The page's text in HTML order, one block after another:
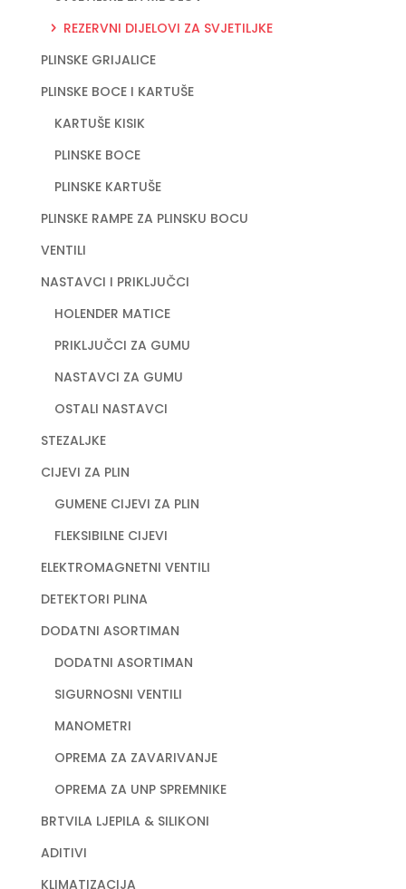
REZERVNI DIJELOVI ZA SVJETILJKE
PLINSKE GRIJALICE
PLINSKE BOCE I KARTUŠE
KARTUŠE KISIK
PLINSKE BOCE
PLINSKE KARTUŠE
PLINSKE RAMPE ZA PLINSKU BOCU
VENTILI
NASTAVCI I PRIKLJUČCI
HOLENDER MATICE
PRIKLJUČCI ZA GUMU
NASTAVCI ZA GUMU
OSTALI NASTAVCI
STEZALJKE
CIJEVI ZA PLIN
GUMENE CIJEVI ZA PLIN
FLEKSIBILNE CIJEVI
ELEKTROMAGNETNI VENTILI
DETEKTORI PLINA
DODATNI ASORTIMAN
DODATNI ASORTIMAN
SIGURNOSNI VENTILI
MANOMETRI
OPREMA ZA ZAVARIVANJE
OPREMA ZA UNP SPREMNIKE
BRTVILA LJEPILA & SILIKONI
ADITIVI
KLIMATIZACIJA